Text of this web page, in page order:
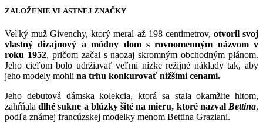
ZALOŽENIE VLASTNEJ ZNAČKY
Veľký muž Givenchy, ktorý meral až 198 centimetrov, otvoril svoj
vlastný dizajnový a módny dom s rovnomenným názvom v
roku 1952, pričom začal s naozaj skromným obchodným plánom.
Jeho cieľom bolo udržiavať veľmi nízke režijné náklady tak, aby
jeho modely mohli na trhu konkurovať nižšími cenami.
Jeho debutová dámska kolekcia, ktorá sa stala okamžite hitom,
zahŕňaladlhé sukne a blúzky šité na mieru, ktoré nazval Bettina,
podľa známej francúzskej modelky menom Bettina Graziani.